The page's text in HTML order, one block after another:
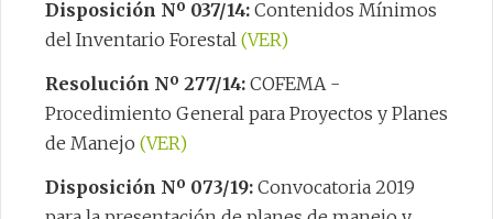
Disposición Nº 037/14: Contenidos Mínimos
del Inventario Forestal (VER)
Resolución Nº 277/14: COFEMA -
Procedimiento General para Proyectos y Planes
de Manejo (VER)
Disposición Nº 073/19: Convocatoria 2019